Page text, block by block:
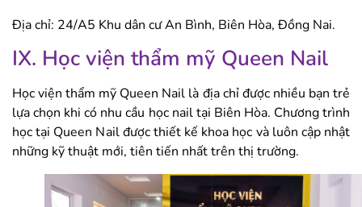
Địa chỉ: 24/A5 Khu dân cư An Bình, Biên Hòa, Đồng Nai.
IX. Học viện thẩm mỹ Queen Nail
Học viện thẩm mỹ Queen Nail là địa chỉ được nhiều bạn trẻ
lựa chọn khi có nhu cầu học nail tại Biên Hòa. Chương trình
học tại Queen Nail được thiết kế khoa học và luôn cập nhật
những kỹ thuật mới, tiên tiến nhất trên thị trường.